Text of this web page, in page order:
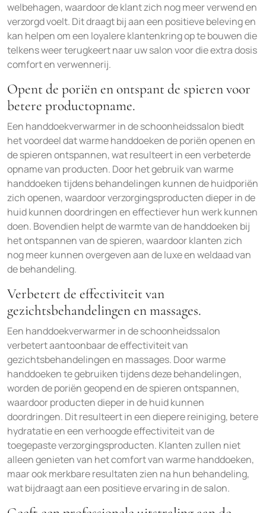
welbehagen, waardoor de klant zich nog meer verwend en
verzorgd voelt. Dit draagt bij aan een positieve beleving en
kan helpen om een loyalere klantenkring op te bouwen die
telkens weer terugkeert naar uw salon voor die extra dosis
comfort en verwennerij.
Opent de poriën en ontspant de spieren voor
betere productopname.
Een handdoekverwarmer in de schoonheidssalon biedt
het voordeel dat warme handdoeken de poriën openen en
de spieren ontspannen, wat resulteert in een verbeterde
opname van producten. Door het gebruik van warme
handdoeken tijdens behandelingen kunnen de huidporiën
zich openen, waardoor verzorgingsproducten dieper in de
huid kunnen doordringen en effectiever hun werk kunnen
doen. Bovendien helpt de warmte van de handdoeken bij
het ontspannen van de spieren, waardoor klanten zich
nog meer kunnen overgeven aan de luxe en weldaad van
de behandeling.
Verbetert de effectiviteit van
gezichtsbehandelingen en massages.
Een handdoekverwarmer in de schoonheidssalon
verbetert aantoonbaar de effectiviteit van
gezichtsbehandelingen en massages. Door warme
handdoeken te gebruiken tijdens deze behandelingen,
worden de poriën geopend en de spieren ontspannen,
waardoor producten dieper in de huid kunnen
doordringen. Dit resulteert in een diepere reiniging, betere
hydratatie en een verhoogde effectiviteit van de
toegepaste verzorgingsproducten. Klanten zullen niet
alleen genieten van het comfort van warme handdoeken,
maar ook merkbare resultaten zien na hun behandeling,
wat bijdraagt aan een positieve ervaring in de salon.